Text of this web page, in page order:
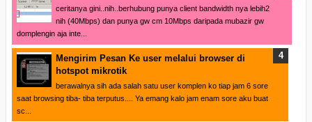
ceritanya gini..nih..berhubung punya client bandwidth nya lebih2
nih (40Mbps) dan punya gw cm 10Mbps daripada mubazir gw
domplengin aja inte...
Mengirim Pesan Ke user melalui browser di
hotspot mikrotik
berawalnya sih ada salah satu user komplen ko tiap jam 6 sore
saat browsing tiba- tiba terputus.... Ya emang kalo jam enam sore aku buat
sc...